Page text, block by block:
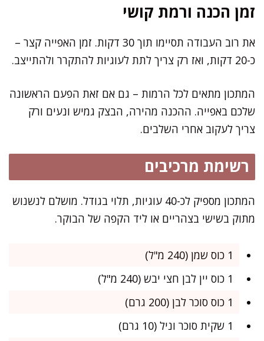
זמן הכנה ורמת קושי
את רוב העבודה תסיימו תוך 30 דקות. זמן האפייה קצר –
כ-20 דקות, ואז רק צריך לתת לעוגיות להתקרר ולהתייצב.
המתכון מתאים לכל הרמות – גם אם זאת הפעם הראשונה
שלכם באפייה. ההכנה מהירה, הבצק גמיש ונעים ורק
צריך לעקוב אחרי השלבים.
רשימת מרכיבים
המתכון מספיק לכ-40 עוגיות, תלוי בגודל. מושלם לנשנוש
מתוק בשישי בצהריים או ליד הקפה של הבוקר.
1 כוס שמן (240 מ"ל)
1 כוס יין לבן חצי יבש (240 מ"ל)
1 כוס סוכר לבן (200 גרם)
1 שקית סוכר וניל (10 גרם)